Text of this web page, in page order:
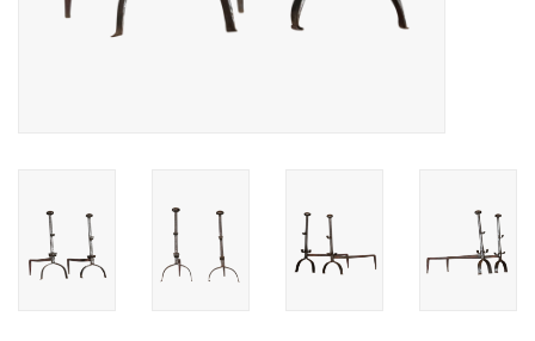
Outlet
AI-Ready Database
Login